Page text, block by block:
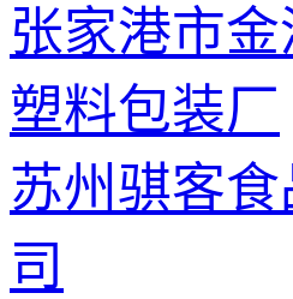
张家港市
塑料包装厂
苏州骐客
司